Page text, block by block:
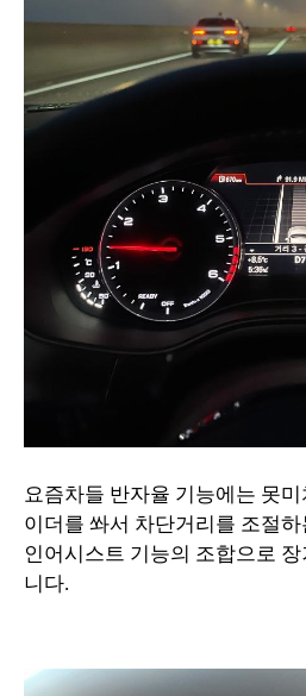
요즘차들 반자율 기능에는 못
이더를 쏴서 차단거리를 조절
인어시스트 기능의 조합으로
니다.